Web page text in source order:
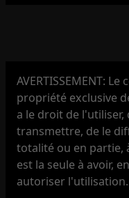
AVERTISSEMENT:
propriété exclusive
a le droit de
transmettre, de le
totalité ou en partie,
est la seule à avoir,
autoriser l'utilisation.